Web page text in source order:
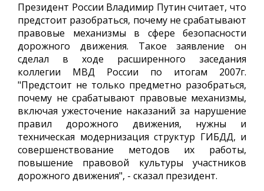
Президент России Владимир Путин считает, что
предстоит разобраться, почему не срабатывают
правовые механизмы в сфере безопасности
дорожного движения. Такое заявление он
сделал в ходе расширенного заседания
коллегии МВД России по итогам 2007г.
"Предстоит не только предметно разобраться,
почему не срабатывают правовые механизмы,
включая ужесточение наказаний за нарушение
правил дорожного движения, нужны и
техническая модернизация структур ГИБДД, и
совершенствование методов их работы,
повышение правовой культуры участников
дорожного движения", - сказал президент.